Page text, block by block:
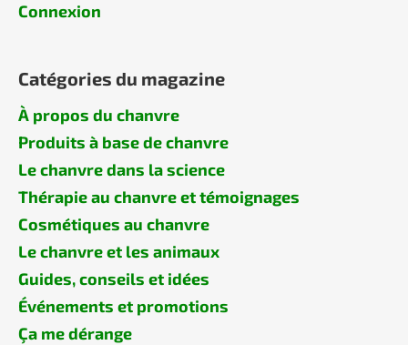
Connexion
Catégories du magazine
À propos du chanvre
Produits à base de chanvre
Le chanvre dans la science
Thérapie au chanvre et témoignages
Cosmétiques au chanvre
Le chanvre et les animaux
Guides, conseils et idées
Événements et promotions
Ça me dérange